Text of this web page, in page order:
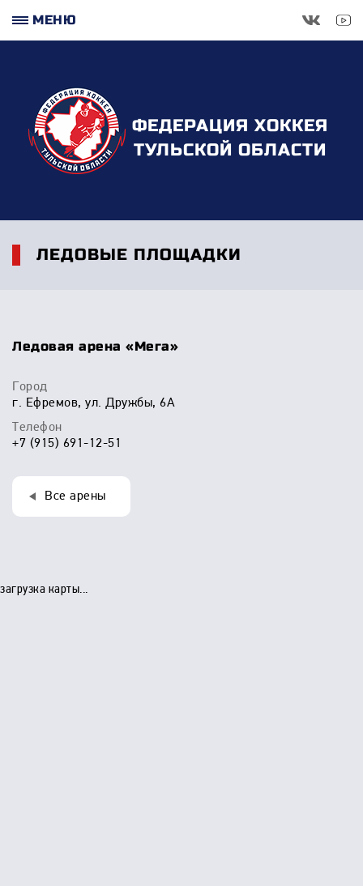
МЕНЮ
ФЕДЕРАЦИЯ ХОККЕЯ
ТУЛЬСКОЙ ОБЛАСТИ
ЛЕДОВЫЕ ПЛОЩАДКИ
Ледовая арена «Мега»
Город
г. Ефремов, ул. Дружбы, 6А
Телефон
+7 (915) 691-12-51
Все арены
загрузка карты...